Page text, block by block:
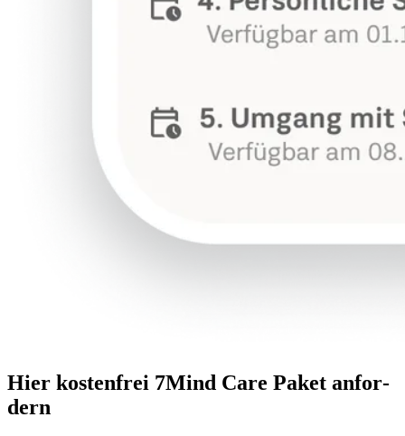
Hier kostenfrei 7Mind Care Paket anfor­
dern